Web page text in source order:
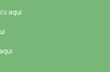
aqui
aqui